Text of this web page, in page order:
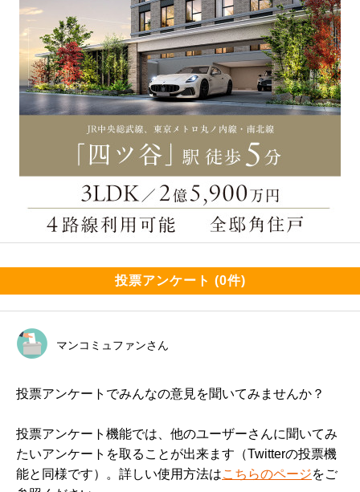
投票アンケート (0件)
マンコミュファンさん
投票アンケートでみんなの意見を聞いてみませんか？
投票アンケート機能では、他のユーザーさんに聞いてみ
たいアンケートを取ることが出来ます（Twitterの投票機
能と同様です）。詳しい使用方法はこちらのページをご